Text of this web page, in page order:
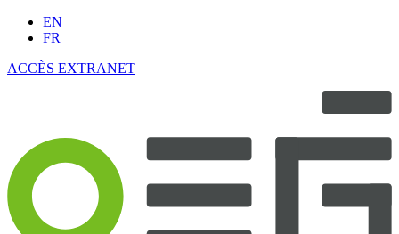
EN
FR
ACCÈS EXTRANET